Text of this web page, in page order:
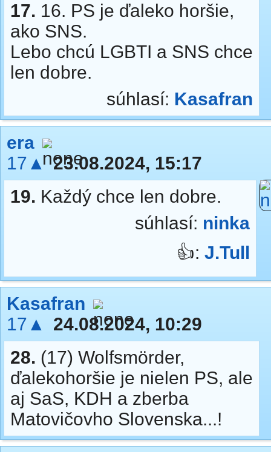
17. 16. PS je ďaleko horšie,
ako SNS.
Lebo chcú LGBTI a SNS chce
len dobre.
súhlasí: Kasafran
era
17▲ 23.08.2024, 15:17
19. Každý chce len dobre.
súhlasí: ninka
👍: J.Tull
Kasafran
17▲
24.08.2024, 10:29
28. (17) Wolfsmörder,
ďalekohoršie je nielen PS, ale
aj SaS, KDH a zberba
Matovičovho Slovenska...!